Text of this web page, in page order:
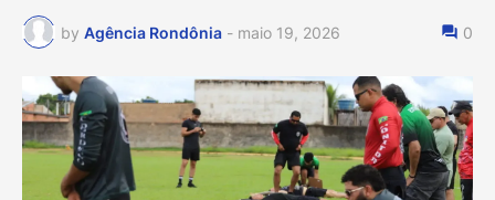
by Agência Rondônia - maio 19, 2026 0